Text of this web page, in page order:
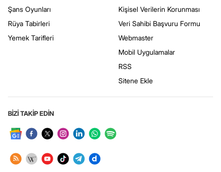
Şans Oyunları
Rüya Tabirleri
Yemek Tarifleri
Kişisel Verilerin Korunması
Veri Sahibi Başvuru Formu
Webmaster
Mobil Uygulamalar
RSS
Sitene Ekle
BİZİ TAKİP EDİN